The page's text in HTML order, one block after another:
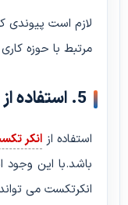
لازم است پیوندی
مرتبط با حوزه
5. استفاده از انکر تکست
استفاده از انکر
باشد.با این وجود
انکرتکست می